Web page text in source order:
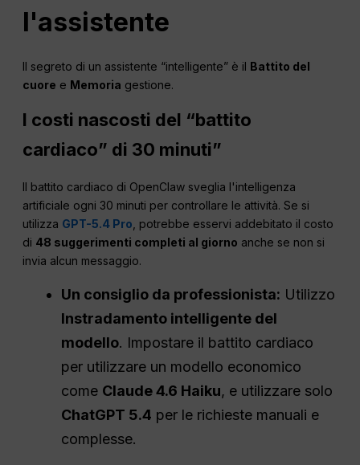
l'assistente
Il segreto di un assistente “intelligente” è il Battito del
cuore e Memoria gestione.
I costi nascosti del “battito
cardiaco” di 30 minuti”
Il battito cardiaco di OpenClaw sveglia l'intelligenza
artificiale ogni 30 minuti per controllare le attività. Se si
utilizza GPT-5.4 Pro , potrebbe esservi addebitato il costo
di 48 suggerimenti completi al giorno anche se non si
invia alcun messaggio.
Un consiglio da professionista: Utilizzo
Instradamento intelligente del
modello. Impostare il battito cardiaco
per utilizzare un modello economico
come Claude 4.6 Haiku, e utilizzare solo
ChatGPT 5.4 per le richieste manuali e
complesse.